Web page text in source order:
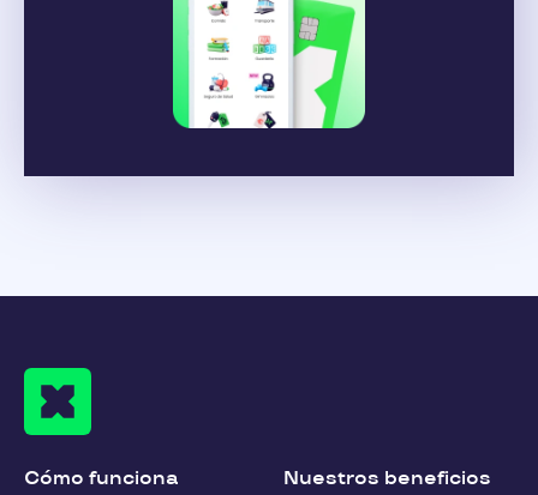
Cobee para impulsar
el desarrollo de
producto y la
expansión
que permite crear y gestionar los planes de
beneficios de empleados de manera flexible y
totalmente automatizada, ficha a Óscar Pérez
como nuevo vicepresidente de Marketplace.
Cómo funciona Nuestros beneficios